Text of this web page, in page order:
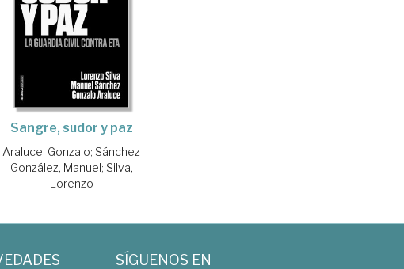
Sangre, sudor y paz
Araluce, Gonzalo; Sánchez
González, Manuel; Silva,
Lorenzo
SÍGUENOS EN